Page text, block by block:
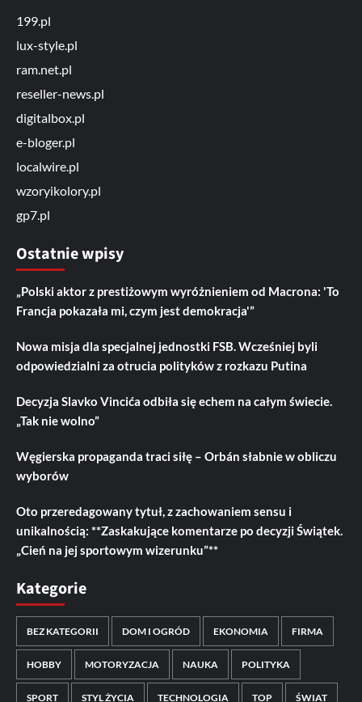
199.pl
lux-style.pl
ram.net.pl
reseller-news.pl
digitalbox.pl
e-bloger.pl
localwire.pl
wzoryikolory.pl
gp7.pl
Ostatnie wpisy
„Polski aktor z prestiżowym wyróżnieniem od Macrona: 'To
Francja pokazała mi, czym jest demokracja'”
Nowa misja dla specjalnej jednostki FSB. Wcześniej byli
odpowiedzialni za otrucia polityków z rozkazu Putina
Decyzja Slavko Vincića odbiła się echem na całym świecie.
„Tak nie wolno”
Węgierska propaganda traci siłę – Orbán słabnie w obliczu
wyborów
Oto przeredagowany tytuł, z zachowaniem sensu i
unikalnością: **Zaskakujące komentarze po decyzji Świątek.
„Cień na jej sportowym wizerunku”**
Kategorie
BEZ KATEGORII DOM I OGRÓD EKONOMIA FIRMA
HOBBY MOTORYZACJA NAUKA POLITYKA
SPORT STYL ŻYCIA TECHNOLOGIA TOP ŚWIAT